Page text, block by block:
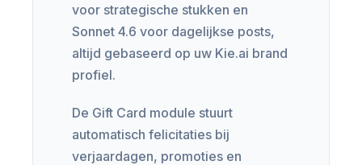
voor strategische stukken en
Sonnet 4.6 voor dagelijkse posts,
altijd gebaseerd op uw Kie.ai brand
profiel.
De Gift Card module stuurt
automatisch felicitaties bij
verjaardagen, promoties en